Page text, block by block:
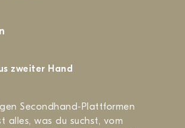
zweiter Hand
Secondhand-Plattformen
alles, was du suchst, vom